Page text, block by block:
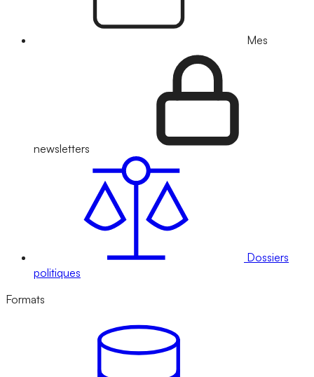
Mes
newsletters
Dossiers
politiques
Formats